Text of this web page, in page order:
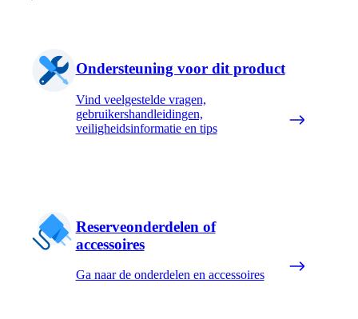
Ondersteuning voor dit product
Vind veelgestelde vragen,
gebruikershandleidingen,
veiligheidsinformatie en tips
Reserveonderdelen of
accessoires
Ga naar de onderdelen en accessoires